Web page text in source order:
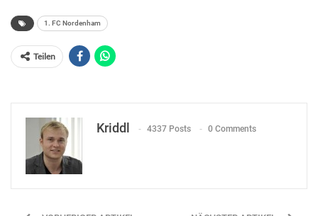
1. FC Nordenham
Teilen
Kriddl 4337 Posts 0 Comments